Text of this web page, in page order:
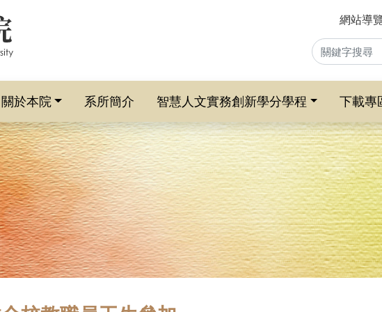
網站導
關於本院 系所簡介 智慧人文實務創新學分學程 下載專